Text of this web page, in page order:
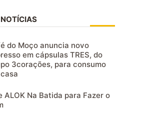
do Moço anuncia novo
em cápsulas TRES, do
3corações, para consumo
ALOK Na Batida para Fazer o